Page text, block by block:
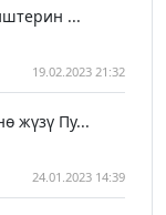
...
19.02.2023 21:32
жүзү Пу...
24.01.2023 14:39